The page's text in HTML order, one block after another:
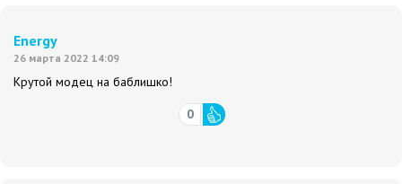
Energy
26 марта 2022 14:09
Крутой модец на баблишко!
0